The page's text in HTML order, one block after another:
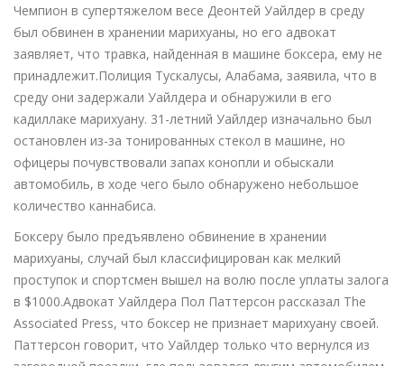
Чемпион в супертяжелом весе Деонтей Уайлдер в среду
был обвинен в хранении марихуаны, но его адвокат
заявляет, что травка, найденная в машине боксера, ему не
принадлежит.Полиция Тускалусы, Алабама, заявила, что в
среду они задержали Уайлдера и обнаружили в его
кадиллаке марихуану. 31-летний Уайлдер изначально был
остановлен из-за тонированных стекол в машине, но
офицеры почувствовали запах конопли и обыскали
автомобиль, в ходе чего было обнаружено небольшое
количество каннабиса.
Боксеру было предъявлено обвинение в хранении
марихуаны, случай был классифицирован как мелкий
проступок и спортсмен вышел на волю после уплаты залога
в $1000.Адвокат Уайлдера Пол Паттерсон рассказал The
Associated Press, что боксер не признает марихуану своей.
Паттерсон говорит, что Уайлдер только что вернулся из